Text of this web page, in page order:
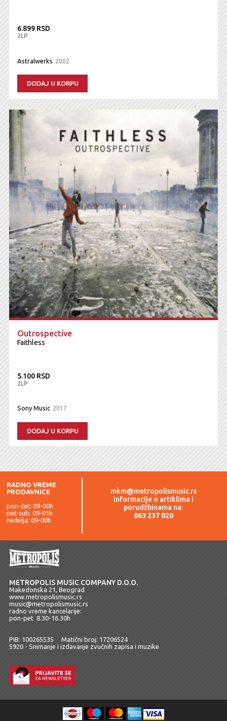
6.899 RSD
2LP
Astralwerks 2002
DODAJ U KORPU
Outrospective
Faithless
5.100 RSD
2LP
Sony Music 2017
DODAJ U KORPU
RADNO VREME
PRODAVNICE
pon-čet: 09-00h
pet-sub: 09-01h
nedelja: 09-00h
mkm@metropolismusic.rs
informacije o artiklima i
porudžbinama na:
063 237 020
METROPOLIS MUSIC COMPANY D.O.O.
Makedonska 21, Beograd
www.metropolismusic.rs
music@metropolismusic.rs
radno vreme kancelarije:
pon-pet 8.30-16.30h
PIB: 100265535 Matični broj: 17206524
5920 - Snimanje i izdavanje zvučnih zapisa i muzike